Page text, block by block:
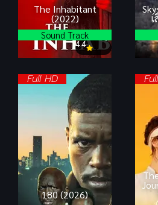
The Inhabitant
(2022)
4.4
Sound Track
Full HD
180 (2026)